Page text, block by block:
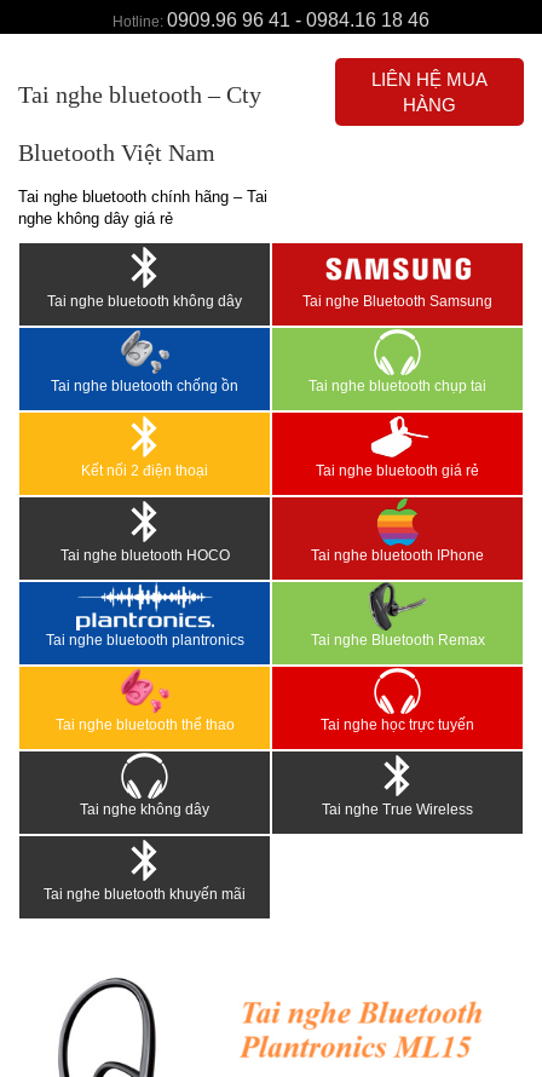
Hotline: 0909.96 96 41 - 0984.16 18 46
Tai nghe bluetooth – Cty
Bluetooth Việt Nam
Tai nghe bluetooth chính hãng – Tai
nghe không dây giá rẻ
LIÊN HỆ MUA
HÀNG
Tai nghe bluetooth không dây Tai nghe Bluetooth Samsung
Tai nghe bluetooth chống ồn Tai nghe bluetooth chụp tai
Kết nối 2 điện thoại Tai nghe bluetooth giá rẻ
Tai nghe bluetooth HOCO Tai nghe bluetooth IPhone
Tai nghe bluetooth plantronics Tai nghe Bluetooth Remax
Tai nghe bluetooth thể thao Tai nghe học trực tuyến
Tai nghe không dây Tai nghe True Wireless
Tai nghe bluetooth khuyến mãi